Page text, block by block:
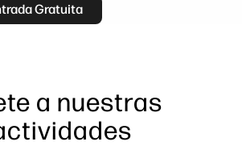
Gratuita
a nuestras